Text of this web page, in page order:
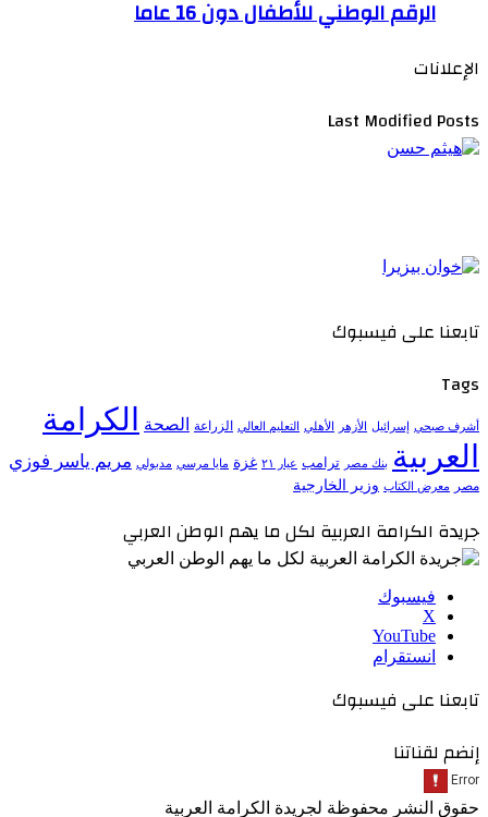
الرقم الوطني للأطفال دون 16 عاما
الإعلانات
Last Modified Posts
تابعنا على فيسبوك
Tags
أشرف صبحي إسرائيل الأزهر الأهلي التعليم العالي الزراعة الصحة
الكرامة
العربية
بنك مصر ترامب عيار ٢١ غزة مايا مرسي مدبولي مريم ياسر فوزي
مصر معرض الكتاب وزير الخارجية
جريدة الكرامة العربية لكل ما يهم الوطن العربي
فيسبوك
‫X
‫YouTube
انستقرام
تابعنا على فيسبوك
إنضم لقناتنا
حقوق النشر محفوظة لجريدة الكرامة العربية